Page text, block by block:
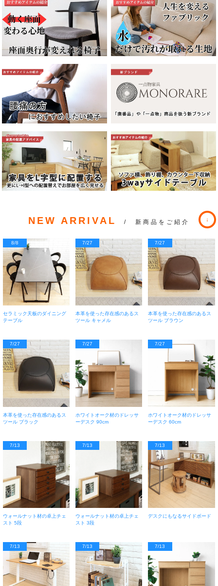
NEW ARRIVAL / 新商品をご紹介
8/8
セラミック天板のダイニング
テーブル
7/27
本革を使った存在感のあるス
ツール キャメル
7/27
本革を使った存在感のあるス
ツール ブラウン
7/27
本革を使った存在感のあるス
ツール ブラック
7/27
ホワイトオーク材のドレッサ
ーデスク 90cm
7/27
ホワイトオーク材のドレッサ
ーデスク 60cm
7/13
ウォールナット材の卓上チェ
スト 5段
7/13
ウォールナット材の卓上チェ
スト 3段
7/13
デスクにもなるサイドボード
7/13 7/13 7/13